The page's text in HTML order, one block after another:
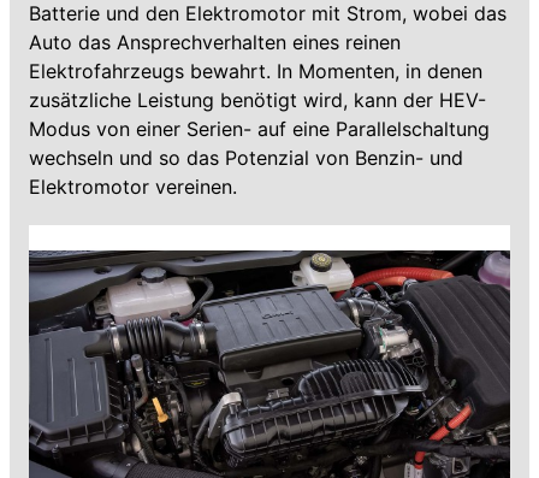
Batterie und den Elektromotor mit Strom, wobei das
Auto das Ansprechverhalten eines reinen
Elektrofahrzeugs bewahrt. In Momenten, in denen
zusätzliche Leistung benötigt wird, kann der HEV-
Modus von einer Serien- auf eine Parallelschaltung
wechseln und so das Potenzial von Benzin- und
Elektromotor vereinen.